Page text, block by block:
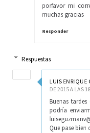
porfavor mi
muchas gracias
Responder
Respuestas
LUIS ENRIQUE
DE 2015 A LAS
Buenas
podría
Que pase bien